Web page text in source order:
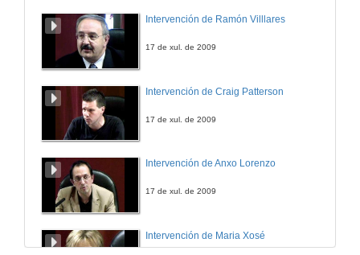
Intervención de Ramón Villlares
17 de xul. de 2009
Intervención de Craig Patterson
17 de xul. de 2009
Intervención de Anxo Lorenzo
17 de xul. de 2009
Intervención de Maria Xosé